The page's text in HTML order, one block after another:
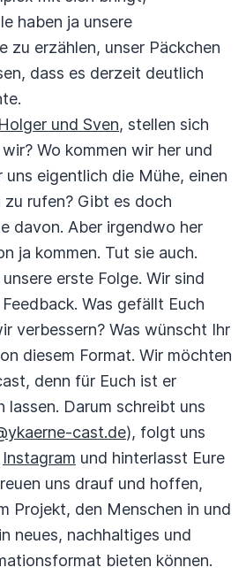
haben ja unsere
zu erzählen, unser Päckchen
dass es derzeit deutlich
Holger und Sven, stellen sich
Wo kommen wir her und
uns eigentlich die Mühe, einen
rufen? Gibt es doch
davon. Aber irgendwo her
ja kommen. Tut sie auch.
erste Folge. Wir sind
Was gefällt Euch
verbessern? Was wünscht Ihr
diesem Format. Wir möchten
denn für Euch ist er
lassen. Darum schreibt uns
cast.de), folgt uns
Instagram und hinterlasst Eure
uns drauf und hoffen,
Projekt, den Menschen in und
neues, nachhaltiges und
bieten können.